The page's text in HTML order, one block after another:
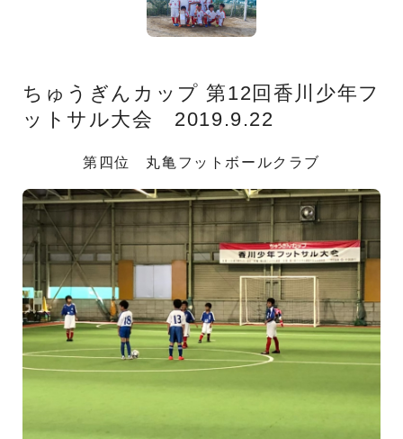
ちゅうぎんカップ 第12回香川少年フ
ットサル大会 2019.9.22
第四位 丸亀フットボールクラブ